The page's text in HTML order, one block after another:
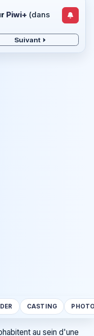
Piwi+ (dans
Suivant
CASTING
au sein d'une